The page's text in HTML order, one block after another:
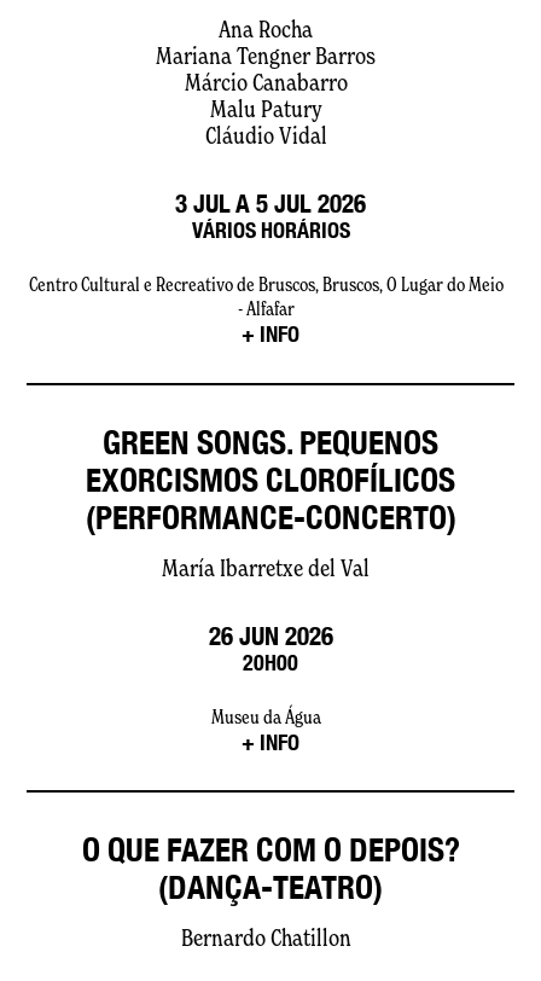
Ana Rocha
Mariana Tengner Barros
Márcio Canabarro
Malu Patury
Cláudio Vidal
3 JUL A 5 JUL 2026
VÁRIOS HORÁRIOS
Centro Cultural e Recreativo de Bruscos, Bruscos, O Lugar do Meio
- Alfafar
+ INFO
GREEN SONGS. PEQUENOS
EXORCISMOS CLOROFÍLICOS
(PERFORMANCE-CONCERTO)
María Ibarretxe del Val
26 JUN 2026
20H00
Museu da Água
+ INFO
O QUE FAZER COM O DEPOIS?
(DANÇA-TEATRO)
Bernardo Chatillon